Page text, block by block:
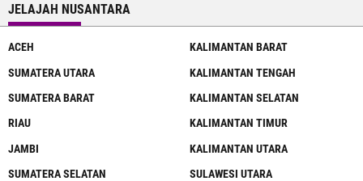
JELAJAH NUSANTARA
ACEH
SUMATERA UTARA
SUMATERA BARAT
RIAU
JAMBI
SUMATERA SELATAN
KALIMANTAN BARAT
KALIMANTAN TENGAH
KALIMANTAN SELATAN
KALIMANTAN TIMUR
KALIMANTAN UTARA
SULAWESI UTARA